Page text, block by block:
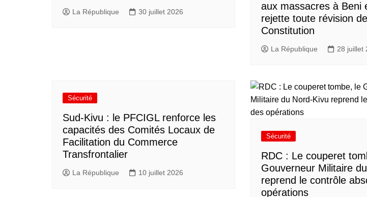
La République 30 juillet 2026
aux massacres à Beni
rejette toute révision
Constitution
La République 28 juillet
Sécurité
Sud-Kivu : le PFCIGL renforce les
capacités des Comités Locaux de
Facilitation du Commerce
Transfrontalier
La République 10 juillet 2026
Sécurité
RDC : Le couperet
Gouverneur Militaire
reprend le contrôle
opérations